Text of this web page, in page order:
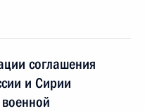
соглашения
и Сирии
военной